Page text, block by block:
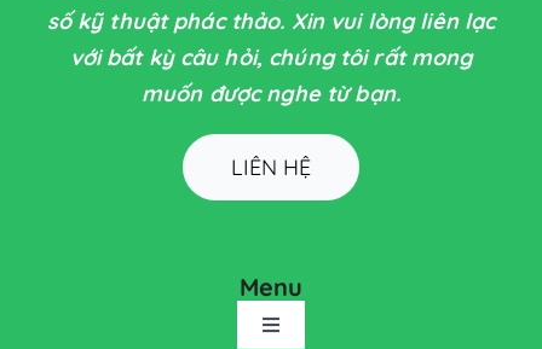
số kỹ thuật phác thảo. Xin vui lòng liên lạc
với bất kỳ câu hỏi, chúng tôi rất mong
muốn được nghe từ bạn.
LIÊN HỆ
Menu
Toggle